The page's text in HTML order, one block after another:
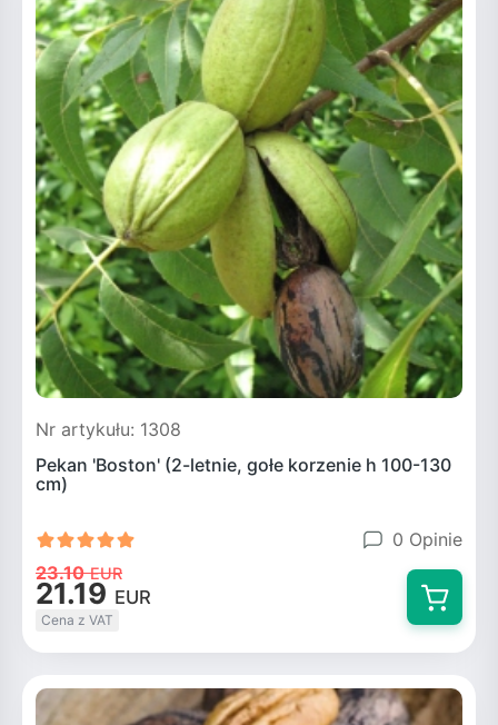
Nr artykułu: 1308
Pekan 'Boston' (2-letnie, gołe korzenie h 100-130
cm)
0 Opinie
23.10 EUR
21.19 EUR
Cena z VAT